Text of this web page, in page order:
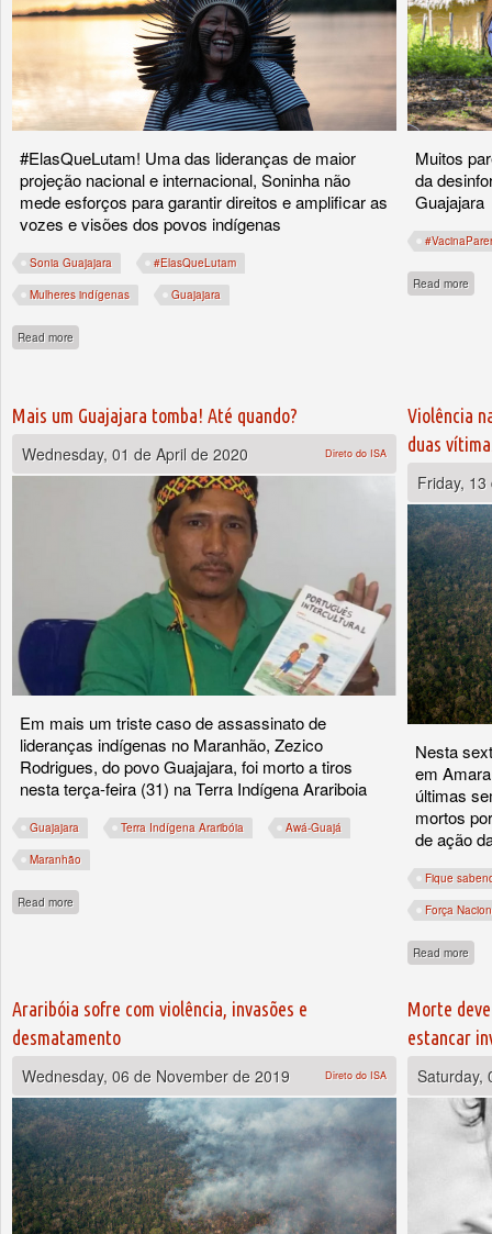
#ElasQueLutam! Uma das lideranças de maior
projeção nacional e internacional, Soninha não
mede esforços para garantir direitos e amplificar as
vozes e visões dos povos indígenas
Sonia Guajajara #ElasQueLutam
Mulheres indígenas Guajajara
Read more
Muitos
da
Guajajara
Read more
Mais um Guajajara tomba! Até quando?
Wednesday, 01 de April de 2020
Direto do ISA
Em mais um triste caso de assassinato de
lideranças indígenas no Maranhão, Zezico
Rodrigues, do povo Guajajara, foi morto a tiros
nesta terça-feira (31) na Terra Indígena Arariboia
Guajajara Terra Indígena Araribóia Awá-Guajá
Maranhão
Read more
Violência
duas
Friday,
Nesta
em
últimas
mortos
de ação
Fique
Força
Read more
Araribóia sofre com violência, invasões e
desmatamento
Wednesday, 06 de November de 2019
Direto do ISA
Morte
estancar
Saturday,